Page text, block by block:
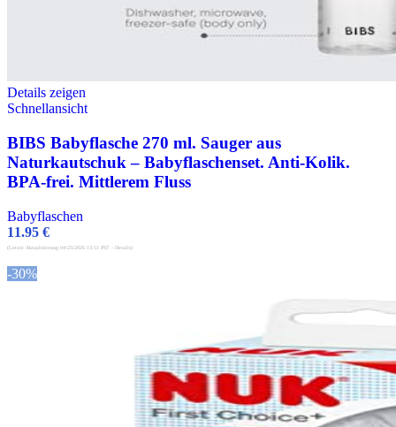
Details zeigen
Schnellansicht
BIBS Babyflasche 270 ml. Sauger aus
Naturkautschuk – Babyflaschenset. Anti-Kolik.
BPA-frei. Mittlerem Fluss
Babyflaschen
11.95 €
(Letzte Aktualisierung 04/23/2026 13:51 PST - Details)
-30%